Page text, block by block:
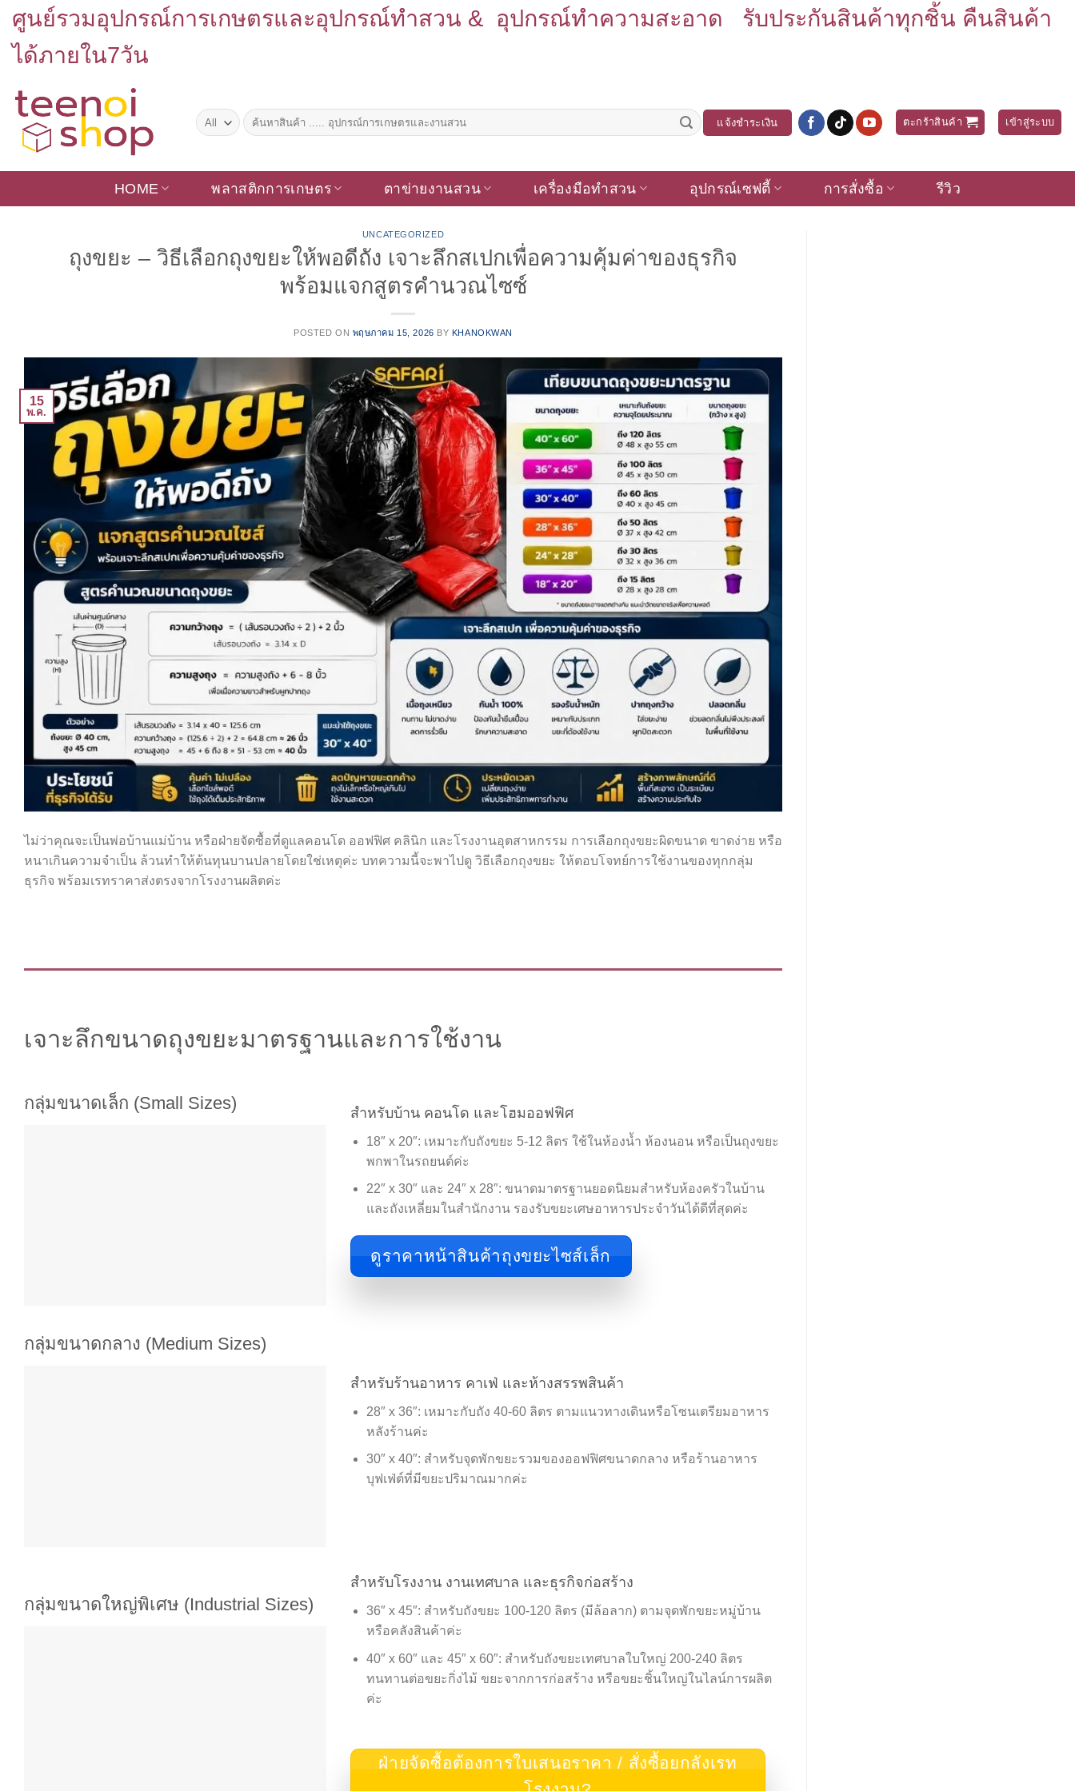
content
ศูนย์รวมอุปกรณ์การเกษตรและอุปกรณ์ทำสวน & อุปกรณ์ทำความสะอาด รับประกันสินค้าทุกชิ้น คืนสินค้า
ได้ภายใน7วัน
ค้นหา:
แจ้งชำระเงิน ตะกร้าสินค้า เข้าสู่ระบบ
HOME พลาสติกการเกษตร ตาข่ายงานสวน เครื่องมือทำสวน อุปกรณ์เซฟตี้ การสั่งซื้อ รีวิว
UNCATEGORIZED
ถุงขยะ – วิธีเลือกถุงขยะให้พอดีถัง เจาะลึกสเปกเพื่อความคุ้มค่าของธุรกิจ
พร้อมแจกสูตรคำนวณไซซ์
POSTED ON พฤษภาคม 15, 2026 BY KHANOKWAN
15
พ.ค.
ไม่ว่าคุณจะเป็นพ่อบ้านแม่บ้าน หรือฝ่ายจัดซื้อที่ดูแลคอนโด ออฟฟิศ คลินิก และโรงงานอุตสาหกรรม การเลือกถุงขยะผิดขนาด ขาดง่าย หรือ
หนาเกินความจำเป็น ล้วนทำให้ต้นทุนบานปลายโดยใช่เหตุค่ะ บทความนี้จะพาไปดู วิธีเลือกถุงขยะ ให้ตอบโจทย์การใช้งานของทุกกลุ่ม
ธุรกิจ พร้อมเรทราคาส่งตรงจากโรงงานผลิตค่ะ
เจาะลึกขนาดถุงขยะมาตรฐานและการใช้งาน
กลุ่มขนาดเล็ก (Small Sizes) สำหรับบ้าน คอนโด และโฮมออฟฟิศ
18″ x 20″: เหมาะกับถังขยะ 5-12 ลิตร ใช้ในห้องน้ำ ห้องนอน หรือเป็นถุงขยะ
พกพาในรถยนต์ค่ะ
22″ x 30″ และ 24″ x 28″: ขนาดมาตรฐานยอดนิยมสำหรับห้องครัวในบ้าน
และถังเหลี่ยมในสำนักงาน รองรับขยะเศษอาหารประจำวันได้ดีที่สุดค่ะ
ดูราคาหน้าสินค้าถุงขยะไซส์เล็ก
กลุ่มขนาดกลาง (Medium Sizes)
สำหรับร้านอาหาร คาเฟ่ และห้างสรรพสินค้า
28″ x 36″: เหมาะกับถัง 40-60 ลิตร ตามแนวทางเดินหรือโซนเตรียมอาหาร
หลังร้านค่ะ
30″ x 40″: สำหรับจุดพักขยะรวมของออฟฟิศขนาดกลาง หรือร้านอาหาร
บุฟเฟ่ต์ที่มีขยะปริมาณมากค่ะ
กลุ่มขนาดใหญ่พิเศษ (Industrial Sizes)
สำหรับโรงงาน งานเทศบาล และธุรกิจก่อสร้าง
36″ x 45″: สำหรับถังขยะ 100-120 ลิตร (มีล้อลาก) ตามจุดพักขยะหมู่บ้าน
หรือคลังสินค้าค่ะ
40″ x 60″ และ 45″ x 60″: สำหรับถังขยะเทศบาลใบใหญ่ 200-240 ลิตร
ทนทานต่อขยะกิ่งไม้ ขยะจากการก่อสร้าง หรือขยะชิ้นใหญ่ในไลน์การผลิต
ค่ะ
ฝ่ายจัดซื้อต้องการใบเสนอราคา / สั่งซื้อยกลังเรท